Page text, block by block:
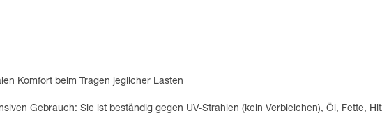
Komfort beim Tragen jeglicher Lasten
Gebrauch: Sie ist beständig gegen UV-Strahlen (kein Verbleichen), Öl, Fette,